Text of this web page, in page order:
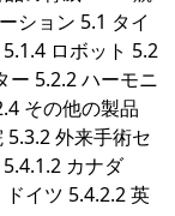
ション 5.1 タイ
ロボット 5.2
ー 5.2.2 ハーモニ
その他の製品
5.3.2 外来手術セ
カナダ
イツ 5.4.2.2 英